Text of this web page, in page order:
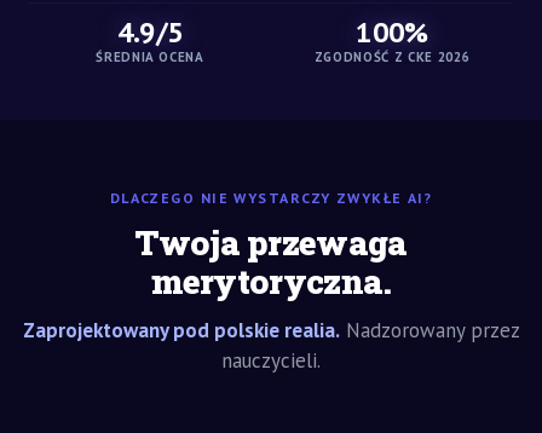
4.9/5
ŚREDNIA OCENA
100%
ZGODNOŚĆ Z CKE 2026
DLACZEGO NIE WYSTARCZY ZWYKŁE AI?
Twoja przewaga
merytoryczna.
Zaprojektowany pod polskie realia.Nadzorowany przez
nauczycieli.